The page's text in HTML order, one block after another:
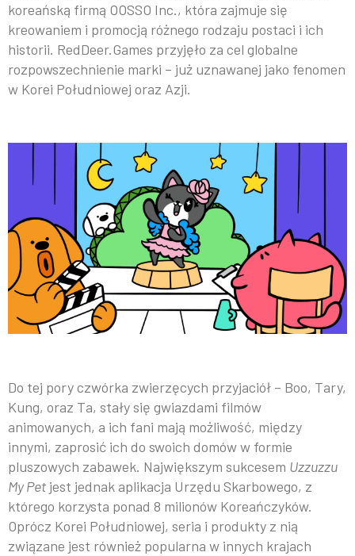
koreańską firmą OOSSO Inc., która zajmuje się
kreowaniem i promocją różnego rodzaju postaci i ich
historii. RedDeer.Games przyjęło za cel globalne
rozpowszechnienie marki – już uznawanej jako fenomen
w Korei Południowej oraz Azji.
Do tej pory czwórka zwierzęcych przyjaciół – Boo, Tary,
Kung, oraz Ta, stały się gwiazdami filmów
animowanych, a ich fani mają możliwość, między
innymi, zaprosić ich do swoich domów w formie
pluszowych zabawek. Największym sukcesem Uzzuzzu
My Pet jest jednak aplikacja Urzędu Skarbowego, z
którego korzysta ponad 8 milionów Koreańczyków.
Oprócz Korei Południowej, seria i produkty z nią
związane jest również popularna w innych krajach